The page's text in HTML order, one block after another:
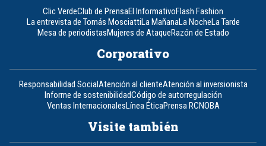
Clic VerdeClub de PrensaEl InformativoFlash Fashion
La entrevista de Tomás MosciattiLa MañanaLa NocheLa Tarde
Mesa de periodistasMujeres de AtaqueRazón de Estado
Corporativo
Responsabilidad SocialAtención al clienteAtención al inversionista
Informe de sostenibilidadCódigo de autorregulación
Ventas InternacionalesLínea ÉticaPrensa RCNOBA
Visite también